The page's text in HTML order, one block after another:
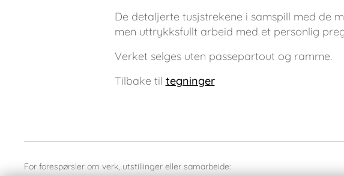
De detaljerte tusjstrekene i samspill med de
men uttrykksfullt arbeid med et personlig
Verket selges uten passepartout og ramme.
Tilbake til tegninger
For forespørsler om verk, utstillinger eller samarbeide: